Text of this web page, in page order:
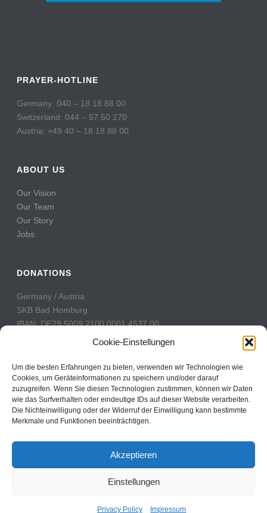
Cookie-Einstellungen
Um die besten Erfahrungen zu bieten, verwenden wir Technologien wie
Cookies, um Geräteinformationen zu speichern und/oder darauf
zuzugreifen. Wenn Sie diesen Technologien zustimmen, können wir Daten
wie das Surfverhalten oder eindeutige IDs auf dieser Website verarbeiten.
Die Nichteinwilligung oder der Widerruf der Einwilligung kann bestimmte
Merkmale und Funktionen beeinträchtigen.
Akzeptieren
Einstellungen
Privacy Policy Impressum
PRAYER-HOTLINE
Germany: 040 – 18 18 88 00
Switzerland: 044 – 57 50 270
Austria: +49 40 – 18 18 88 00
ABOUT US
Our Vision
Our Team
Our Story
Jobs
DONATIONS
Germany / Austria
SKB Bad Homburg
IBAN: DE29 5009 2100 0001 4537 00
BIC: GENODE51BH2
Switzerland
PostFinance
Konto: 60-742493-7
IBAN: CH31 0900 0000 6074 2493 7
BIC: POFICHBEXXX
Contact